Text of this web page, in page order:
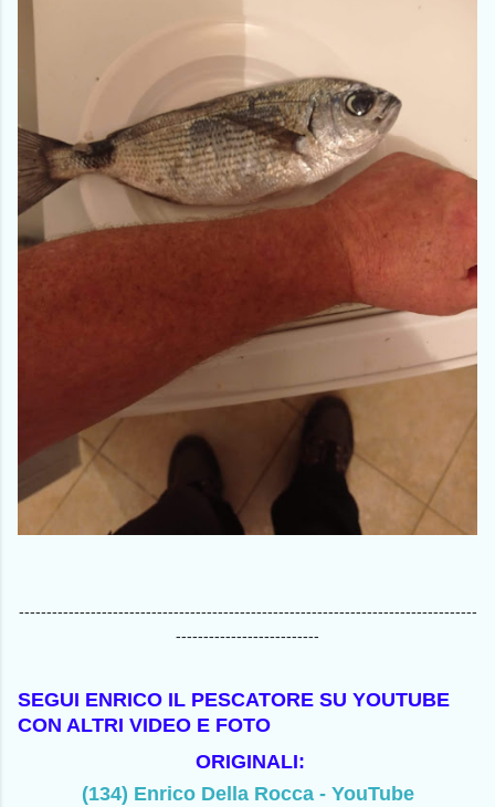
-----------------------------------------------------------------------------------
--------------------------
SEGUI ENRICO IL PESCATORE SU YOUTUBE
CON ALTRI VIDEO E FOTO
ORIGINALI:
(134) Enrico Della Rocca - YouTube